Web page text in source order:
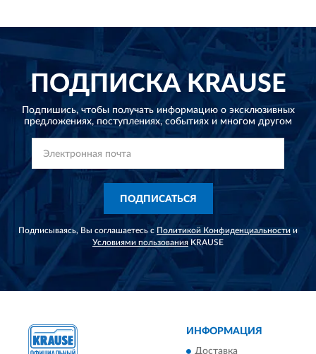
ПОДПИСКАKRAUSE
Подпишись, чтобы получать информацию о эксклюзивных
предложениях, поступлениях, событиях и многом другом
ПОДПИСАТЬСЯ
Подписываясь, Вы соглашаетесь с Политикой Конфиденциальности и
Условиями пользованияKRAUSE
ИНФОРМАЦИЯ
Доставка